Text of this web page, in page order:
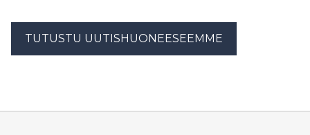
TUTUSTU UUTISHUONEESEEMME